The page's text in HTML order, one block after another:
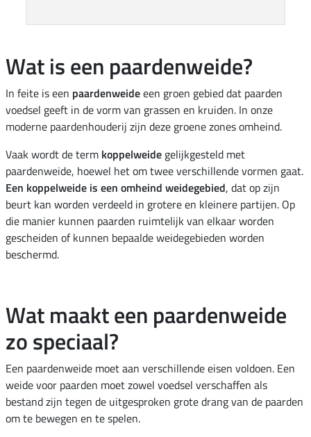
Wat is een paardenweide?
In feite is een paardenweideeen groen gebied dat paarden
voedsel geeft in de vorm van grassen en kruiden. In onze
moderne paardenhouderij zijn deze groene zones omheind.
Vaak wordt de term koppelweide gelijkgesteld met
paardenweide, hoewel het om twee verschillende vormen gaat.
Een koppelweide is een omheind weidegebied, dat op zijn
beurt kan worden verdeeld in grotere en kleinere partijen. Op
die manier kunnen paarden ruimtelijk van elkaar worden
gescheiden of kunnen bepaalde weidegebieden worden
beschermd.
Wat maakt een paardenweide
zo speciaal?
Een paardenweide moet aan verschillende eisen voldoen. Een
weide voor paarden moet zowel voedsel verschaffen als
bestand zijn tegen de uitgesproken grote drang van de paarden
om te bewegen en te spelen.